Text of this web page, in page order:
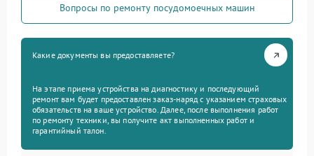
Вопросы по ремонту посудомоечных машин
Какие документы вы предоставляете?
На этапе приема устройства на диагностику и последующий
ремонт вам будет предоставлен заказ-наряд с указанием страховых
обязательств на ваше устройство. Далее, после выполнения работ
по ремонту техники, вы получите акт выполненных работ и
гарантийный талон.